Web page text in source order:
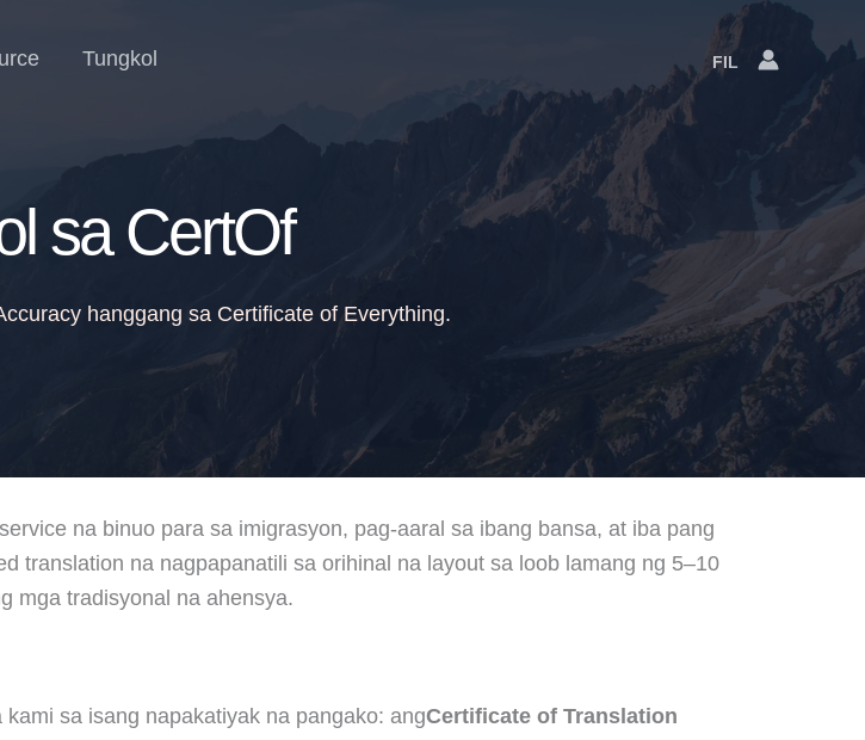
Tungkol FILLanguage
sa CertOf
hanggang sa Certificate of Everything.
na binuo para sa imigrasyon, pag-aaral sa ibang bansa, at iba pang
translation na nagpapanatili sa orihinal na layout sa loob lamang ng 5–10
mga tradisyonal na ahensya.
sa isang napakatiyak na pangako: angCertificate of Translation